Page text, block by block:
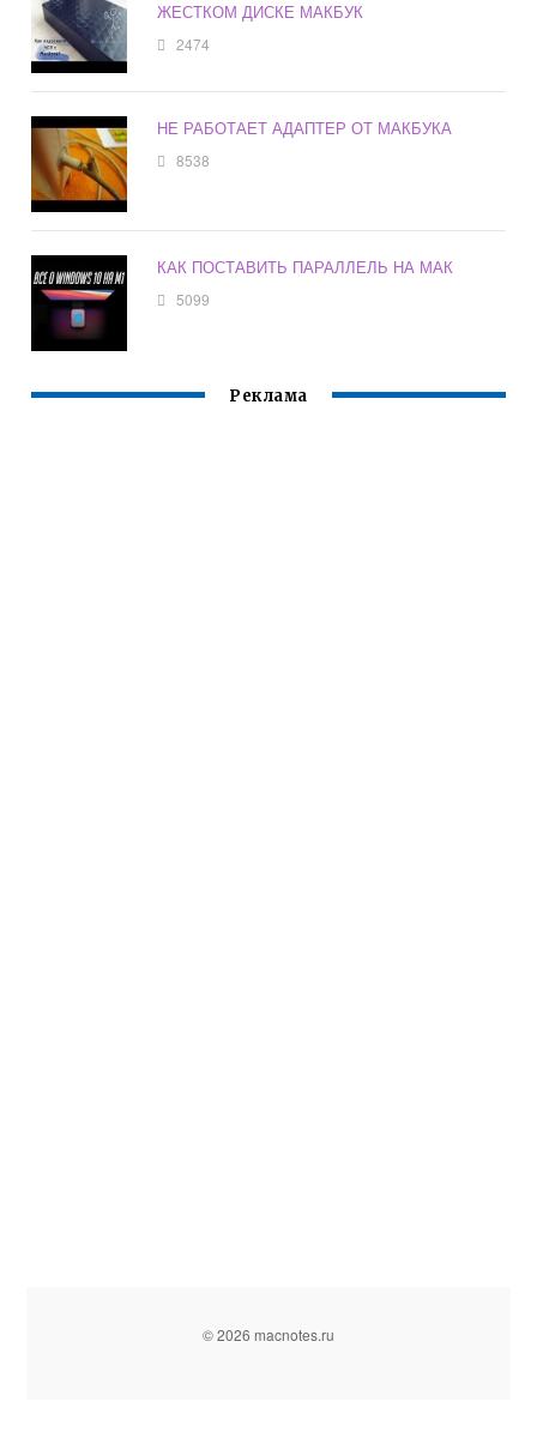
ЖЕСТКОМ ДИСКЕ МАКБУК
2474
НЕ РАБОТАЕТ АДАПТЕР ОТ МАКБУКА
8538
КАК ПОСТАВИТЬ ПАРАЛЛЕЛЬ НА МАК
5099
Реклама
© 2026 macnotes.ru